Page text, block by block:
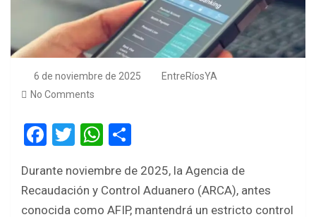
6 de noviembre de 2025
EntreRíosYA
No Comments
F
ce
b
T
tt
er
W
at
s
ar
e
Durante noviembre de 2025, la Agencia de
Recaudación y Control Aduanero (ARCA), antes
conocida como AFIP, mantendrá un estricto control